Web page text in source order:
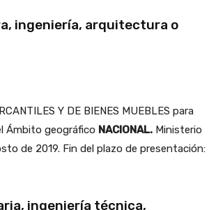
ingeniería, arquitectura o
Y DE BIENES MUEBLES para
Ámbito geográfico NACIONAL. Ministerio
de 2019. Fin del plazo de presentación:
ingeniería técnica,